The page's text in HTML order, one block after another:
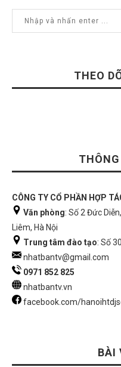
THEO
CÔNG TY CỔ PHẦN HỢP
Văn phòng: Số 2 Đức
Liêm, Hà Nội
Trung tâm đào tạo: Số
nhatbantv@gmail.com
0971 852 825
nhatbantv.vn
facebook.com/
BÀI